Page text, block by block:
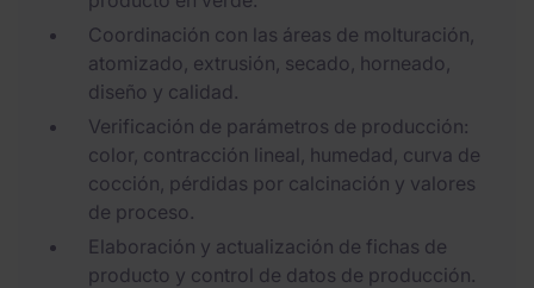
Coordinación con las áreas de molturación,
atomizado, extrusión, secado, horneado,
diseño y calidad.
Verificación de parámetros de producción:
color, contracción lineal, humedad, curva de
cocción, pérdidas por calcinación y valores
de proceso.
Elaboración y actualización de fichas de
producto y control de datos de producción.